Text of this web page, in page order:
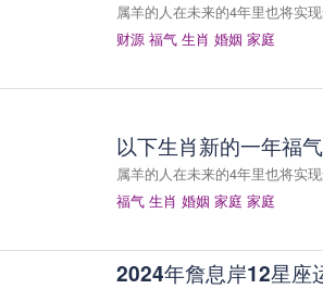
属羊的人在未来的4年里也将实
财源 福气 生肖 婚姻 家庭
以下生肖新的一年福
属羊的人在未来的4年里也将实
福气 生肖 婚姻 家庭 家庭
2024年詹息岸12星座